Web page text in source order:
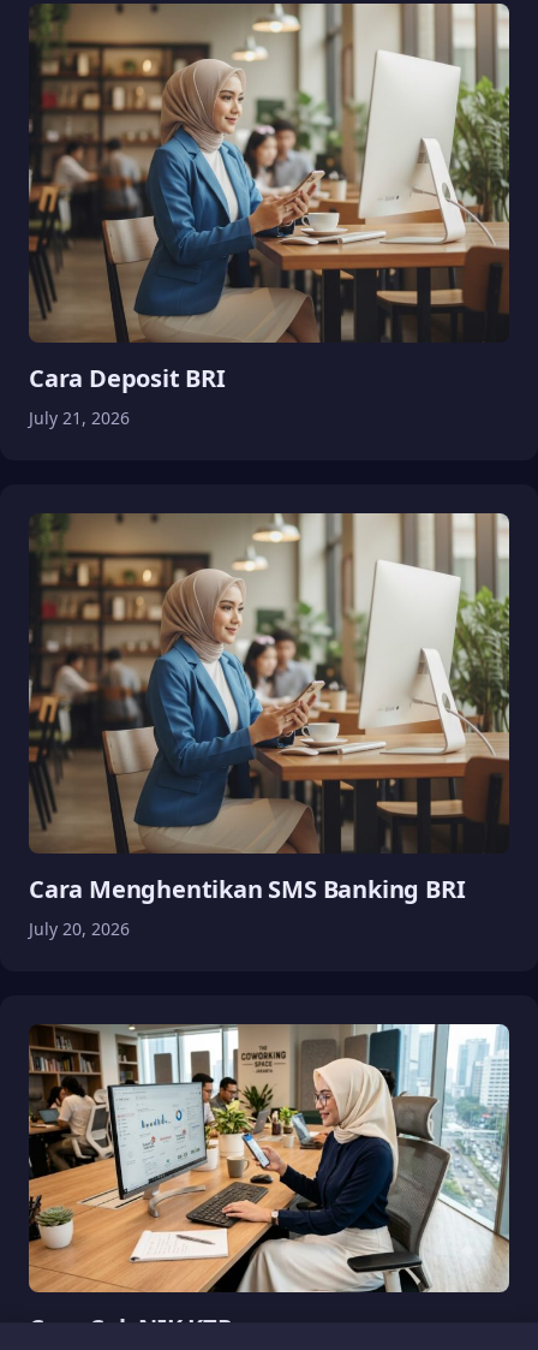
Cara Deposit BRI
July 21, 2026
Cara Menghentikan SMS Banking BRI
July 20, 2026
Cara Cek NIK KTP